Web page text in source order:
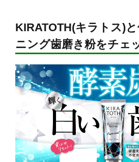
KIRATOTH(キラトス)
ニング歯磨き粉をチェ